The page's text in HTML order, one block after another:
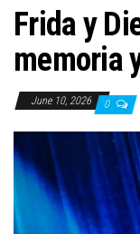
Frida y
memoria
June 10, 2026 0